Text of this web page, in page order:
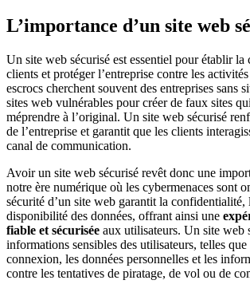
L’importance d’un site web
Un site web sécurisé est essentiel pour établir la
clients et protéger l’entreprise contre les
escrocs cherchent souvent des entreprises sans
sites web vulnérables pour créer de faux sites
méprendre à l’original. Un site web sécurisé
de l’entreprise et garantit que les clients
canal de communication.
Avoir un site web sécurisé revêt donc une
notre ère numérique où les cybermenaces sont
sécurité d’un site web garantit la confidentialité,
disponibilité des données, offrant ainsi une
fiable et sécurisée aux utilisateurs. Un site web
informations sensibles des utilisateurs, telles
connexion, les données personnelles et les
contre les tentatives de piratage, de vol ou de